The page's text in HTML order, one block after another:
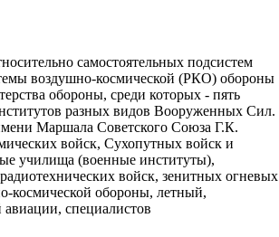
самостоятельных подсистем
воздушно-космической (РКО) обороны
обороны, среди которых - пять
разных видов Вооруженных Сил.
Маршала Советского Союза Г.К.
войск, Сухопутных войск и
училища (военные институты),
войск, зенитных огневых
космической обороны, летный,
специалистов